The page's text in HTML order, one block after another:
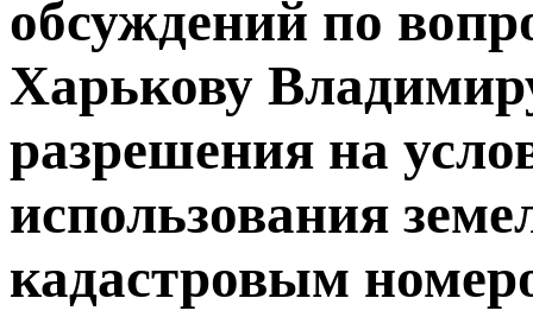
обсуждений по
Харькову
разрешения на
использования
кадастровым